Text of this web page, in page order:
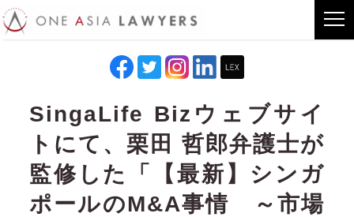
SingaLife Bizウェブサイ
トにて、栗田 哲郎弁護士が
監修した「【最新】シンガ
ポールのM&A事情 ～市場